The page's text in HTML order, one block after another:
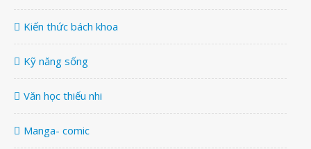
Kiến thức bách khoa
Kỹ năng sống
Văn học thiếu nhi
Manga- comic